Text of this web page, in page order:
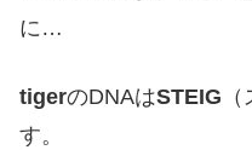
に…
tigerのDNAはSTEIG
す。